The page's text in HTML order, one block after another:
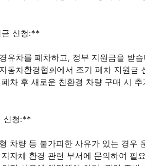
금 신청:**
유차를 폐차하고, 정부 지원금을 받습
차환경협회에서 조기 폐차 지원금
차 후 새로운 친환경 차량 구매 시 추
신청:**
차량 등 불가피한 사유가 있는 경우
자체 환경 관련 부서에 문의하여 필